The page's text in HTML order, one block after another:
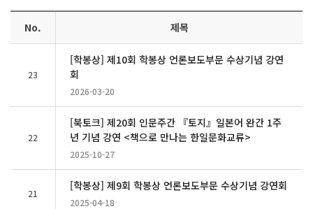
No. 제목
23
[학봉상] 제10회 학봉상 언론보도부문 수상기념 강연
회
2026-03-20
22
[북토크] 제20회 인문주간 『토지』일본어 완간 1주
년 기념 강연 <책으로 만나는 한일문화교류>
2025-10-27
21
[학봉상] 제9회 학봉상 언론보도부문 수상기념 강연회
2025-04-18